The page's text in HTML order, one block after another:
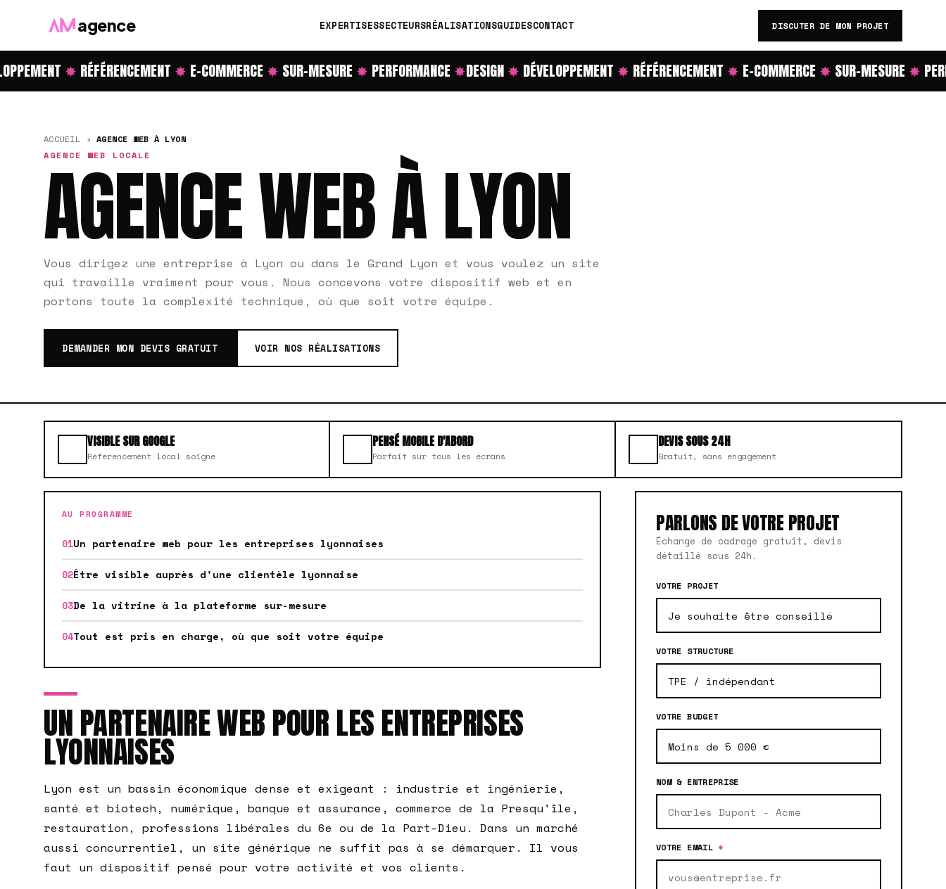
agence EXPERTISESSECTEURSRÉALISATIONSGUIDESCONTACT DISCUTER DE MON PROJET
✸ RÉFÉRENCEMENT✸ E-COMMERCE✸ SUR-MESURE✸ PERFORMANCE✸ DESIGN✸DÉVELOPPEMENT✸ RÉFÉRENCEMENT✸ E-COMMERCE✸ SUR-MESURE✸
ACCUEIL › AGENCE WEB À LYON
AGENCE WEB LOCALE
AGENCE WEB À LYON
Vous dirigez une entreprise à Lyon ou dans le Grand Lyon et vous voulez un site
qui travaille vraiment pour vous. Nous concevons votre dispositif web et en
portons toute la complexité technique, où que soit votre équipe.
DEMANDER MON DEVIS GRATUIT VOIR NOS RÉALISATIONS
VISIBLE SUR GOOGLE
Référencement local soigné
PENSÉ MOBILE D'ABORD
Parfait sur tous les écrans
DEVIS SOUS 24H
Gratuit, sans engagement
AU PROGRAMME
Un partenaire web pour les entreprises lyonnaises
Être visible auprès d'une clientèle lyonnaise
De la vitrine à la plateforme sur-mesure
Tout est pris en charge, où que soit votre équipe
UN PARTENAIRE WEB POUR LES ENTREPRISES
LYONNAISES
Lyon est un bassin économique dense et exigeant : industrie et ingénierie,
santé et biotech, numérique, banque et assurance, commerce de la Presqu'île,
restauration, professions libérales du 6e ou de la Part-Dieu. Dans un marché
aussi concurrentiel, un site générique ne suffit pas à se démarquer. Il vous
faut un dispositif pensé pour votre activité et vos clients.
PARLONS DE VOTRE PROJET
Échange de cadrage gratuit, devis
détaillé sous 24h.
VOTRE PROJET
VOTRE STRUCTURE
VOTRE BUDGET
NOM & ENTREPRISE
VOTRE EMAIL *